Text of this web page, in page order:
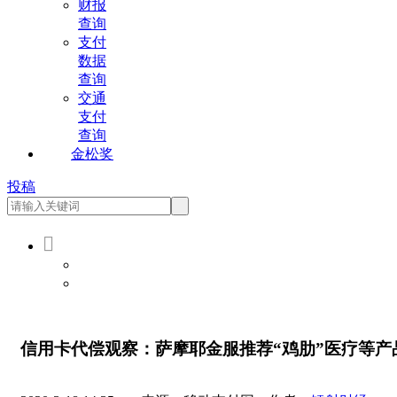
财报
查询
支付
数据
查询
交通
支付
查询
金松奖
投稿

信用卡代偿观察：萨摩耶金服推荐“鸡肋”医疗等